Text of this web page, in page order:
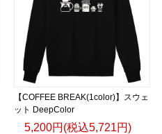
【COFFEE BREAK(1color)】スウェ
ット DeepColor
5,200円(税込5,721円)